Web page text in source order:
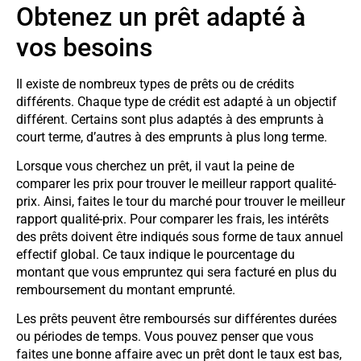
Obtenez un prêt adapté à
vos besoins
Il existe de nombreux types de prêts ou de crédits
différents. Chaque type de crédit est adapté à un objectif
différent. Certains sont plus adaptés à des emprunts à
court terme, d’autres à des emprunts à plus long terme.
Lorsque vous cherchez un prêt, il vaut la peine de
comparer les prix pour trouver le meilleur rapport qualité-
prix. Ainsi, faites le tour du marché pour trouver le meilleur
rapport qualité-prix. Pour comparer les frais, les intérêts
des prêts doivent être indiqués sous forme de taux annuel
effectif global. Ce taux indique le pourcentage du
montant que vous empruntez qui sera facturé en plus du
remboursement du montant emprunté.
Les prêts peuvent être remboursés sur différentes durées
ou périodes de temps. Vous pouvez penser que vous
faites une bonne affaire avec un prêt dont le taux est bas,